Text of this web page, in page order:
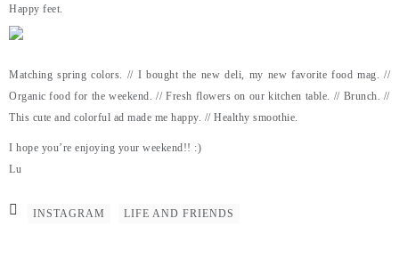
Happy feet.
Matching spring colors. // I bought the new deli, my new favorite food mag. //
Organic food for the weekend. // Fresh flowers on our kitchen table. // Brunch. //
This cute and colorful ad made me happy. // Healthy smoothie.
I hope you’re enjoying your weekend!! :)
Lu
INSTAGRAM LIFE AND FRIENDS